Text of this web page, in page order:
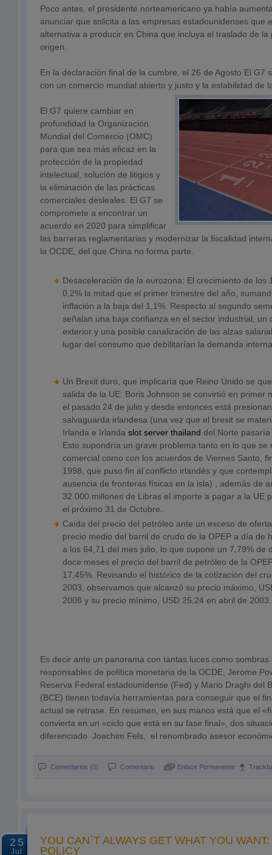
Poco antes, el presidente norteamericano ya había
anunciar que solicita a las empresas estadounidenses que
alternativa a producir en China que incluya el traslado de
origen.
En la declaración final de la cumbre, el 26 de Agosto El G7
con un comercio mundial abierto y justo y la estabilidad de
El G7 quiere cambiar en
profundidad la Organización
Mundial del Comercio (OMC)
para que sea más eficaz en la
protección de la propiedad
intelectual, solución de litigios y
la eliminación de las prácticas
comerciales desleales. El G7 se
compromete a encontrar un
acuerdo en 2020 para simplificar
las barreras reglamentarias y modernizar la fiscalidad
la OCDE, del que China no forma parte.
Desaceleración de la eurozona: El crecimiento de los
0,2% la mitad que el primer trimestre del año,
inflación a la baja del 1,1%. Respecto al segundo
señalan una baja confianza en el sector industrial, un
exterior y una posible canalización de las alzas
lugar del consumo que debilitarían la demanda
Un Brexit duro, que implicaría que Reino Unido se
salida de la UE: Boris Johnson se convirtió en primer
el pasado 24 de julio y desde entonces está
salvaguarda irlandesa (una vez que el brexit se
Irlanda e Irlanda slot server thailand del Norte
Esto supondría un grave problema tanto en lo que se
comercial como con los acuerdos de Viernes Santo,
1998, que puso fin al conflicto irlandés y que
ausencia de fronteras físicas en la isla) , además de
32.000 millones de Libras el importe a pagar a la UE
el próximo 31 de Octubre.
Caída del precio del petróleo ante un exceso de
precio medio del barril de crudo de la OPEP a día de
a los 64,71 del mes julio, lo que supone un 7,79% de
doce meses el precio del barril de petróleo de la
17,45%. Revisando el histórico de la cotización del
2003, observamos que alcanzó su precio máximo,
2008 y su precio mínimo, USD 25,24 en abril de 2003.
Es decir ante un panorama con tantas luces como sombras
responsables de política monetaria de la OCDE, Jerome
Reserva Federal estadounidense (Fed) y Mario Draghi del
(BCE) tienen todavía herramientas para conseguir que el
actual se retrase. En resumen, en sus manos está que el
convierta en un «ciclo que está en su fase final», dos
diferenciado Joachim Fels, el renombrado asesor
Comentarios (0) Comentario Enlace Permanente
25
Jul
YOU CAN´T ALWAYS GET WHAT YOU
POLICY